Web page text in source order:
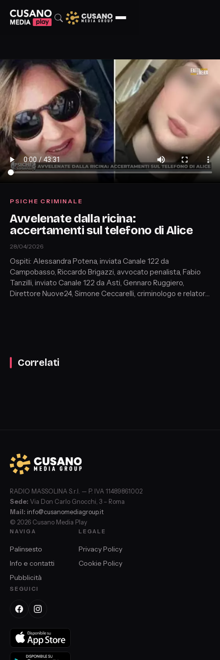
PSICHE CRIMINALE
Avvelenate dalla ricina:
accertamenti sul telefono di Alice
28/04/2026
Ospiti: Alessandra Potena, inviata Canale 122 da
Campobasso, Riccardo Brigazzi, avvocato penalista, Fabio
Tanzilli, inviato Canale 122 da Asti, Gennaro Ruggiero,
Direttore Nuove24, Simone Ceccarelli, criminologo e relatore
Correlati
RADIO MASSOLINA S.r.l. — P. IVA 11489861002
Sede: Via Don Carlo Gnocchi, 3 – Roma
Mail: info@cusanomediagroup.it
© 2026 Cusano Media Play
NAVIGA
Palinsesto
Info e contatti
Pubblicità
LEGALE
Privacy Policy
Cookie Policy
SEGUICI